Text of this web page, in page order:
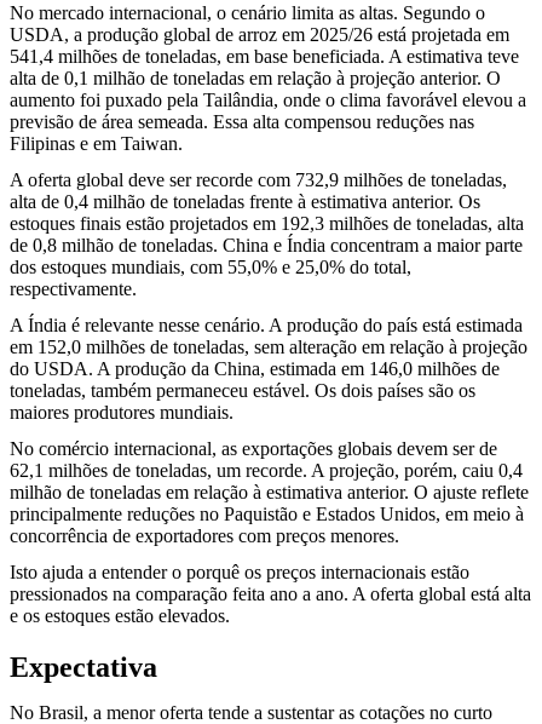
No mercado internacional, o cenário limita as altas. Segundo o
USDA, a produção global de arroz em 2025/26 está projetada em
541,4 milhões de toneladas, em base beneficiada. A estimativa teve
alta de 0,1 milhão de toneladas em relação à projeção anterior. O
aumento foi puxado pela Tailândia, onde o clima favorável elevou a
previsão de área semeada. Essa alta compensou reduções nas
Filipinas e em Taiwan.
A oferta global deve ser recorde com 732,9 milhões de toneladas,
alta de 0,4 milhão de toneladas frente à estimativa anterior. Os
estoques finais estão projetados em 192,3 milhões de toneladas, alta
de 0,8 milhão de toneladas. China e Índia concentram a maior parte
dos estoques mundiais, com 55,0% e 25,0% do total,
respectivamente.
A Índia é relevante nesse cenário. A produção do país está estimada
em 152,0 milhões de toneladas, sem alteração em relação à projeção
do USDA. A produção da China, estimada em 146,0 milhões de
toneladas, também permaneceu estável. Os dois países são os
maiores produtores mundiais.
No comércio internacional, as exportações globais devem ser de
62,1 milhões de toneladas, um recorde. A projeção, porém, caiu 0,4
milhão de toneladas em relação à estimativa anterior. O ajuste reflete
principalmente reduções no Paquistão e Estados Unidos, em meio à
concorrência de exportadores com preços menores.
Isto ajuda a entender o porquê os preços internacionais estão
pressionados na comparação feita ano a ano. A oferta global está alta
e os estoques estão elevados.
Expectativa
No Brasil, a menor oferta tende a sustentar as cotações no curto